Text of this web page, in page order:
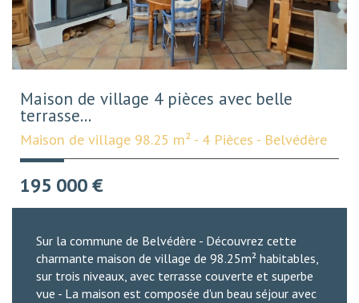
Maison de village 4 pièces avec belle
terrasse...
Maison de village 98.25 m² - 4 Pièces - Belvédère
195 000€
Sur la commune de Belvédère - Découvrez cette
charmante maison de village de 98.25m² habitables,
sur trois niveaux, avec terrasse couverte et superbe
vue - La maison est composée d'un beau séjour avec